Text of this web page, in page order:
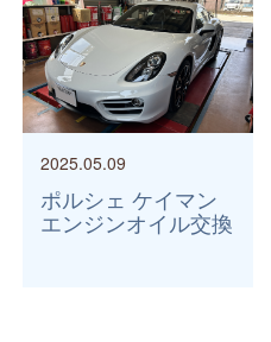
ポルシェ ケイマン
エンジンオイル交換
2025.05.09